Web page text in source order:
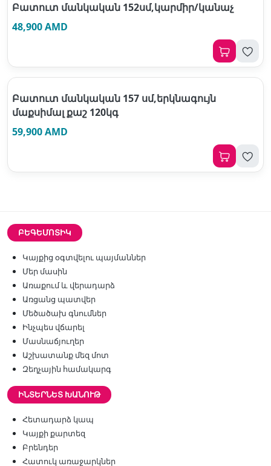
Բատուտ մանկական 152սմ,կարմիր/կանաչ
48,900 AMD
Բատուտ մանկական 157 սմ,երկնագույն
մաքսիմալ քաշ 120կգ
59,900 AMD
ԲԵԳԵՄՈՏԻԿ
Կայքից օգտվելու պայմաններ
Մեր մասին
Առաքում և վերադարձ
Առցանց պատվեր
Մեծածախ գնումներ
Ինչպես վճարել
Մասնաճյուղեր
Աշխատանք մեզ մոտ
Զեղչային համակարգ
ԻՆՏԵՐՆԵՏ ԽԱՆՈՒԹ
Հետադարձ կապ
Կայքի քարտեզ
Բրենդեր
Հատուկ առաջարկներ